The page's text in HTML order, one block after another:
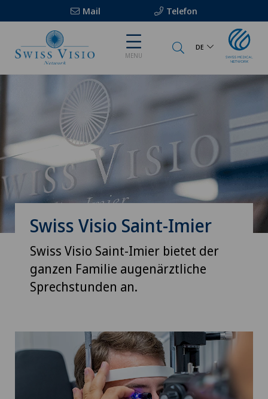
Mail Telefon
MENU
DE
Swiss Visio Saint-Imier
Swiss Visio Saint-Imier bietet der
ganzen Familie augenärztliche
Sprechstunden an.